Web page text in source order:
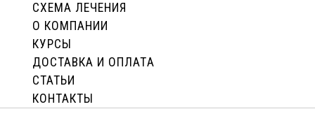
СХЕМА ЛЕЧЕНИЯ
О КОМПАНИИ
КУРСЫ
ДОСТАВКА И ОПЛАТA
СТАТЬИ
КОНТАКТЫ